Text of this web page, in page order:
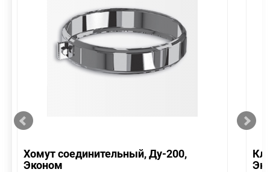
Хомут соединительный, Ду-200,
Эконом